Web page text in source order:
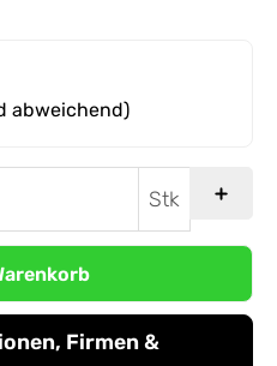
abweichend)
Stk
Firmen &